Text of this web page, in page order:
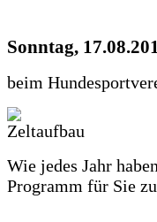
Sonntag,
beim
Wie jedes Jahr
Programm für Sie